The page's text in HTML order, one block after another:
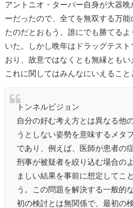
アントニオ・ターバー自身が大器
ーだったので、全てを無双する万
たのだとおもう。誰にでも勝てる
いた。しかし晩年はドラッグテスト
おり、故意ではなくとも無縁ともい
これに関してはみんなにいえること
トンネルビジョン
自分の好む考え方とは異なる他
うとしない姿勢を意味するメタ
であり、例えば、医師が患者の
刑事が被疑者を絞り込む場合の
ましい結果を事前に想定してこ
う。この問題を解決する一般的
初の検討とは無関係で、最初の